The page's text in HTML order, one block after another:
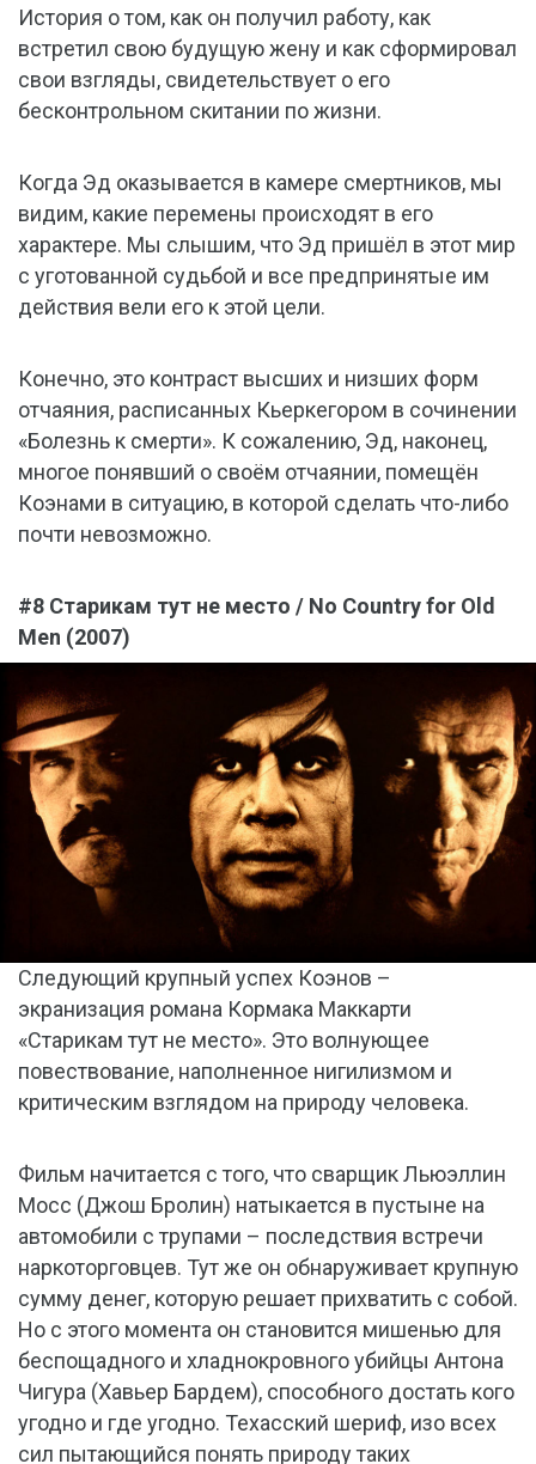
История о том, как он получил работу, как
встретил свою будущую жену и как сформировал
свои взгляды, свидетельствует о его
бесконтрольном скитании по жизни.
Когда Эд оказывается в камере смертников, мы
видим, какие перемены происходят в его
характере. Мы слышим, что Эд пришёл в этот мир
с уготованной судьбой и все предпринятые им
действия вели его к этой цели.
Конечно, это контраст высших и низших форм
отчаяния, расписанных Кьеркегором в сочинении
«Болезнь к смерти». К сожалению, Эд, наконец,
многое понявший о своём отчаянии, помещён
Коэнами в ситуацию, в которой сделать что-либо
почти невозможно.
#8 Старикам тут не место / No Country for Old
Men (2007)
Следующий крупный успех Коэнов –
экранизация романа Кормака Маккарти
«Старикам тут не место». Это волнующее
повествование, наполненное нигилизмом и
критическим взглядом на природу человека.
Фильм начитается с того, что сварщик Льюэллин
Мосс (Джош Бролин) натыкается в пустыне на
автомобили с трупами – последствия встречи
наркоторговцев. Тут же он обнаруживает крупную
сумму денег, которую решает прихватить с собой.
Но с этого момента он становится мишенью для
беспощадного и хладнокровного убийцы Антона
Чигура (Хавьер Бардем), способного достать кого
угодно и где угодно. Техасский шериф, изо всех
сил пытающийся понять природу таких